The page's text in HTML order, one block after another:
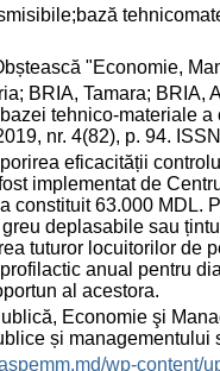
"Economie,
BRIA, Tamara; BRIA,
tehnico-materiale
nr. 4(82), p. 94.
eficacității
implementat de
constituit 63.000 MDL.
deplasabile sau
tuturor locuitorilor de
anual pentru
al acestora.
Economie şi
și managementului
wp-content/